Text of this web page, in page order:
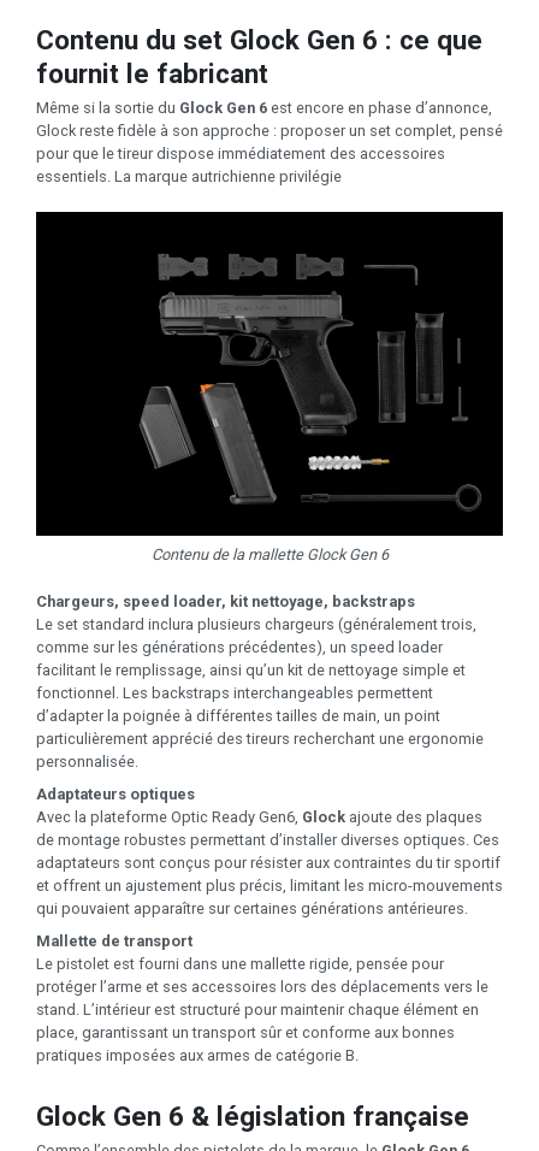
Contenu du set Glock Gen 6 : ce que
fournit le fabricant
Même si la sortie du Glock Gen 6 est encore en phase d’annonce,
Glock reste fidèle à son approche : proposer un set complet, pensé
pour que le tireur dispose immédiatement des accessoires
essentiels. La marque autrichienne privilégie
Contenu de la mallette Glock Gen 6
Chargeurs, speed loader, kit nettoyage, backstraps
Le set standard inclura plusieurs chargeurs (généralement trois,
comme sur les générations précédentes), un speed loader
facilitant le remplissage, ainsi qu’un kit de nettoyage simple et
fonctionnel. Les backstraps interchangeables permettent
d’adapter la poignée à différentes tailles de main, un point
particulièrement apprécié des tireurs recherchant une ergonomie
personnalisée.
Adaptateurs optiques
Avec la plateforme Optic Ready Gen6, Glock ajoute des plaques
de montage robustes permettant d’installer diverses optiques. Ces
adaptateurs sont conçus pour résister aux contraintes du tir sportif
et offrent un ajustement plus précis, limitant les micro-mouvements
qui pouvaient apparaître sur certaines générations antérieures.
Mallette de transport
Le pistolet est fourni dans une mallette rigide, pensée pour
protéger l’arme et ses accessoires lors des déplacements vers le
stand. L’intérieur est structuré pour maintenir chaque élément en
place, garantissant un transport sûr et conforme aux bonnes
pratiques imposées aux armes de catégorie B.
Glock Gen 6 & législation française